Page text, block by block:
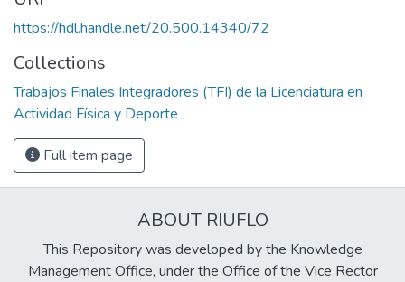
https://hdl.handle.net/20.500.14340/72
Collections
Trabajos Finales Integradores (TFI) de la Licenciatura en
Actividad Física y Deporte
Full item page
ABOUT RIUFLO
This Repository was developed by the Knowledge
Management Office, under the Office of the Vice Rector